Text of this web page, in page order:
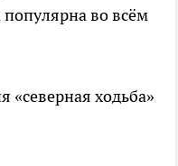
популярна во всём
«северная ходьба»